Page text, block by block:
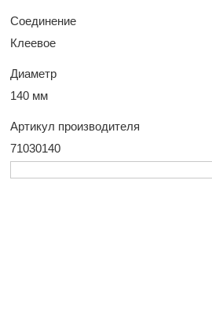
Соединение
Клеевое
Диаметр
140 мм
Артикул производителя
71030140